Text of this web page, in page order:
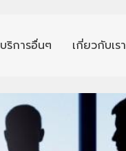
บริการอื่นๆ เกี่ยวกับเรา